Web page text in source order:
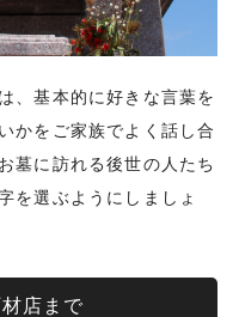
、基本的に好きな言葉を
かをご家族でよく話し合
墓に訪れる後世の人たち
を選ぶようにしましょ
店まで